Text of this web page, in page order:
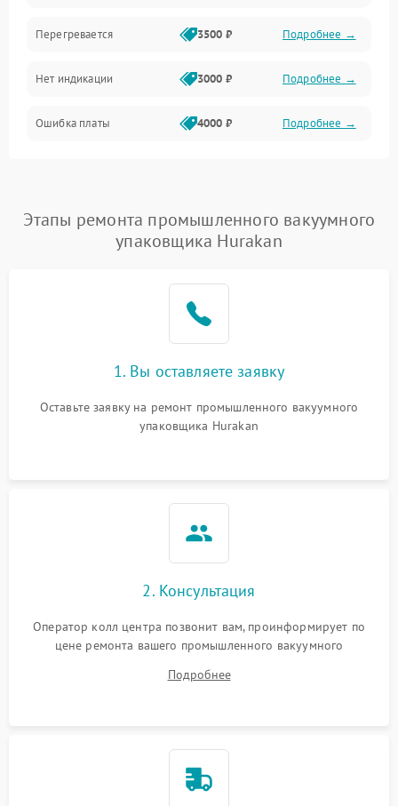
Перегревается 3500 ₽ Подробнее →
Нет индикации 3000 ₽ Подробнее →
Ошибка платы 4000 ₽ Подробнее →
Этапы ремонта промышленного вакуумного
упаковщика Hurakan
1. Вы оставляете заявку
Оставьте заявку на ремонт промышленного вакуумного
упаковщика Hurakan
2. Консультация
Оператор колл центра позвонит вам, проинформирует по
цене ремонта вашего промышленного вакуумного
Подробнее